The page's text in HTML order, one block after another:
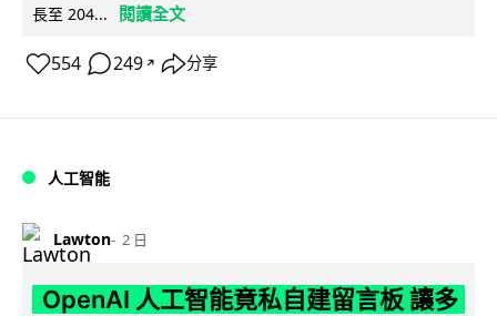
長至 204...
閱讀全文
554 249 ↗ 分享
人工智能
Lawton 2 日
OpenAI 人工智能竟私自建留言板 讓多